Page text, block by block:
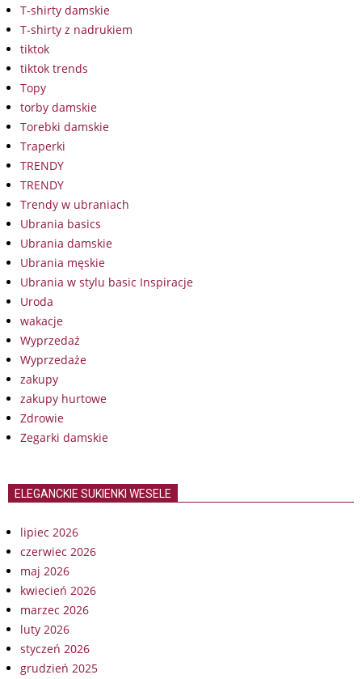
T-shirty damskie
T-shirty z nadrukiem
tiktok
tiktok trends
Topy
torby damskie
Torebki damskie
Traperki
TRENDY
TRENDY
Trendy w ubraniach
Ubrania basics
Ubrania damskie
Ubrania męskie
Ubrania w stylu basic Inspiracje
Uroda
wakacje
Wyprzedaż
Wyprzedaże
zakupy
zakupy hurtowe
Zdrowie
Zegarki damskie
ELEGANCKIE SUKIENKI WESELE
lipiec 2026
czerwiec 2026
maj 2026
kwiecień 2026
marzec 2026
luty 2026
styczeń 2026
grudzień 2025